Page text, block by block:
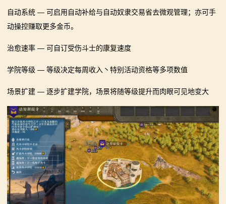
自动系统 — 可启用自动补给与自动奴隶交易省去微观管理；亦可手
动操控赚取更多金币。
治愈速率 — 可自订受伤斗士的康复速度
学院等级 — 等级决定每周收入丶特别活动资格等多项数值
场景扩建 — 逐步扩建学院，场景将随等级提升而肉眼可见地变大